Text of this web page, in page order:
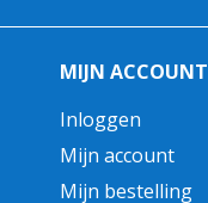
MIJN ACCOUNT
Inloggen
Mijn account
Mijn bestelling